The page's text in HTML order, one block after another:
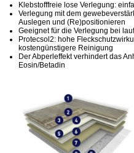
Klebstofffreie lose Verlegung:
Verlegung mit dem
Auslegen und (Re)positionieren
Geeignet für die Verlegung bei
Protecsol2: hohe
kostengünstigere Reinigung
Der Abperleffekt verhindert das
Eosin/Betadin